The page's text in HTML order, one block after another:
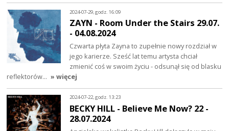
2024-07-29, godz. 16:09
ZAYN - Room Under the Stairs 29.07.
- 04.08.2024
Czwarta płyta Zayna to zupełnie nowy rozdział w
jego karierze. Sześć lat temu artysta chciał
zmienić coś w swoim życiu - odsunął się od blasku
reflektorów… » więcej
2024-07-22, godz. 13:23
BECKY HILL - Believe Me Now? 22 -
28.07.2024